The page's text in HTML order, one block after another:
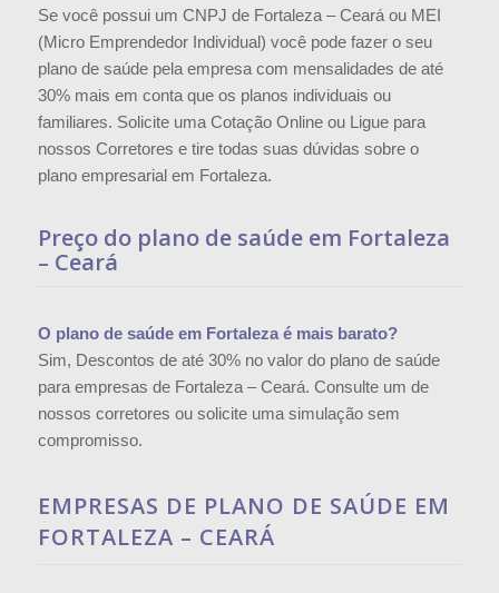
Se você possui um CNPJ de Fortaleza – Ceará ou MEI
(Micro Emprendedor Individual) você pode fazer o seu
plano de saúde pela empresa com mensalidades de até
30% mais em conta que os planos individuais ou
familiares. Solicite uma Cotação Online ou Ligue para
nossos Corretores e tire todas suas dúvidas sobre o
plano empresarial em Fortaleza.
Preço do plano de saúde em Fortaleza
– Ceará
O plano de saúde em Fortaleza é mais barato?
Sim, Descontos de até 30% no valor do plano de saúde
para empresas de Fortaleza – Ceará. Consulte um de
nossos corretores ou solicite uma simulação sem
compromisso.
EMPRESAS DE PLANO DE SAÚDE EM
FORTALEZA – CEARÁ